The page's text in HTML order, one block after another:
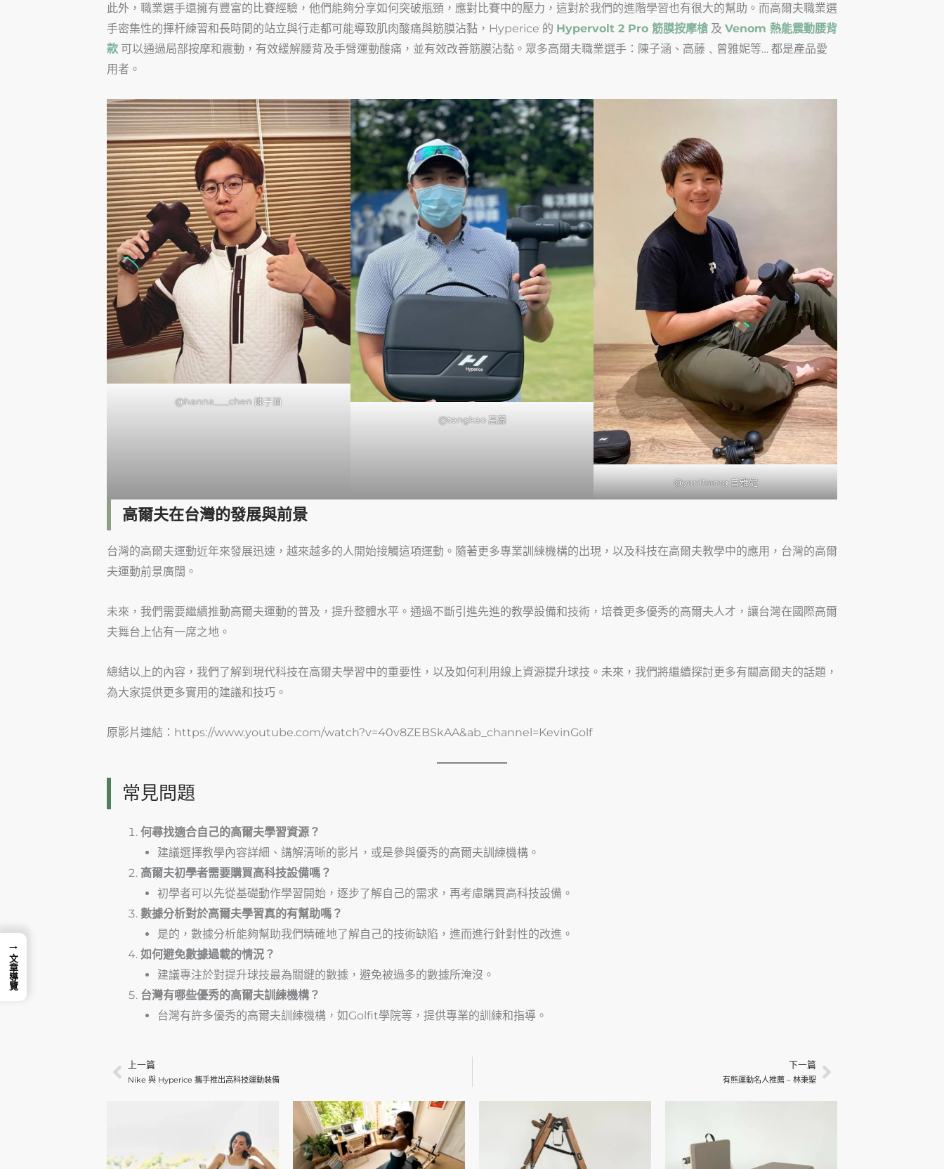
此外，職業選手還擁有豐富的比賽經驗，他們能夠分享如何突破瓶頸，應對比賽中的壓力，這對於我們的進階學習也有很大的幫助。而高爾夫職業選
手密集性的揮杆練習和長時間的站立與行走都可能導致肌肉酸痛與筋膜沾黏，Hyperice 的 Hypervolt 2 Pro 筋膜按摩槍 及 Venom 熱能震動腰背
款 可以通過局部按摩和震動，有效緩解腰背及手臂運動酸痛，並有效改善筋膜沾黏。眾多高爾夫職業選手：陳子涵、高藤﹑曾雅妮等… 都是產品愛
用者。
@hanna___chen 陳子涵
@tengkao 高藤
@yanitseng 曾雅妮
高爾夫在台灣的發展與前景
台灣的高爾夫運動近年來發展迅速，越來越多的人開始接觸這項運動。隨著更多專業訓練機構的出現，以及科技在高爾夫教學中的應用，台灣的高爾
夫運動前景廣闊。
未來，我們需要繼續推動高爾夫運動的普及，提升整體水平。通過不斷引進先進的教學設備和技術，培養更多優秀的高爾夫人才，讓台灣在國際高爾
夫舞台上佔有一席之地。
總結以上的內容，我們了解到現代科技在高爾夫學習中的重要性，以及如何利用線上資源提升球技。未來，我們將繼續探討更多有關高爾夫的話題，
為大家提供更多實用的建議和技巧。
原影片連結：https://www.youtube.com/watch?v=40v8ZEBSkAA&ab_channel=KevinGolf
常見問題
何尋找適合自己的高爾夫學習資源？
建議選擇教學內容詳細、講解清晰的影片，或是參與優秀的高爾夫訓練機構。
高爾夫初學者需要購買高科技設備嗎？
初學者可以先從基礎動作學習開始，逐步了解自己的需求，再考慮購買高科技設備。
數據分析對於高爾夫學習真的有幫助嗎？
是的，數據分析能夠幫助我們精確地了解自己的技術缺陷，進而進行針對性的改進。
如何避免數據過載的情況？
建議專注於對提升球技最為關鍵的數據，避免被過多的數據所淹沒。
台灣有哪些優秀的高爾夫訓練機構？
台灣有許多優秀的高爾夫訓練機構，如Golfit學院等，提供專業的訓練和指導。
Prev
上一篇
Nike 與 Hyperice 攜手推出高科技運動裝備
下一篇
有熊運動名人推薦 – 林秉聖
Next
→
文章導覽